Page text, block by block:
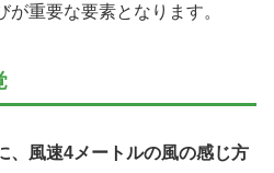
重要な要素となります。
、風速4メートルの風の感じ方